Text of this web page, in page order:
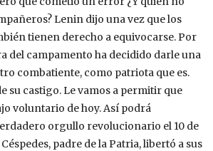
Lenin dijo una vez que los
tienen derecho a equivocarse. Por
del campamento ha decidido darle una
combatiente, como patriota que es.
su castigo. Le vamos a permitir que
voluntario de hoy. Así podrá
orgullo revolucionario el 10 de
padre de la Patria, libertó a sus